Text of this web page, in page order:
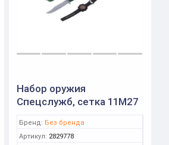
Набор оружия
Спецслужб, сетка 11M27
Бренд: Без бренда
Артикул: 2829778